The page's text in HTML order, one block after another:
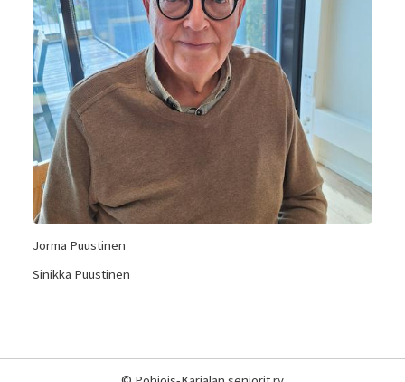
Jorma Puustinen
Sinikka Puustinen